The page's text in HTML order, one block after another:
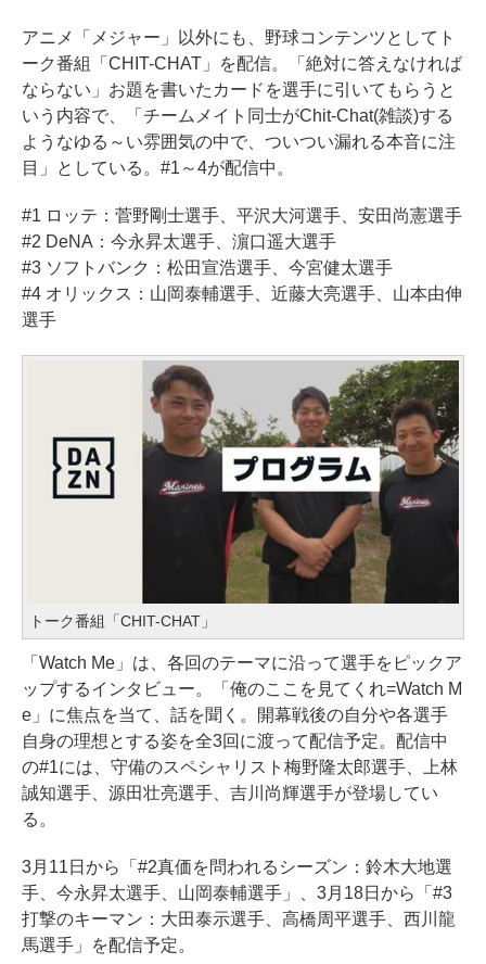
アニメ「メジャー」以外にも、野球コンテンツとしてト
ーク番組「CHIT-CHAT」を配信。「絶対に答えなければ
ならない」お題を書いたカードを選手に引いてもらうと
いう内容で、「チームメイト同士がChit-Chat(雑談)する
ようなゆる～い雰囲気の中で、ついつい漏れる本音に注
目」としている。#1～4が配信中。
#1 ロッテ：菅野剛士選手、平沢大河選手、安田尚憲選手
#2 DeNA：今永昇太選手、濵口遥大選手
#3 ソフトバンク：松田宣浩選手、今宮健太選手
#4 オリックス：山岡泰輔選手、近藤大亮選手、山本由伸
選手
トーク番組「CHIT-CHAT」
「Watch Me」は、各回のテーマに沿って選手をピックア
ップするインタビュー。「俺のここを見てくれ=Watch M
e」に焦点を当て、話を聞く。開幕戦後の自分や各選手
自身の理想とする姿を全3回に渡って配信予定。配信中
の#1には、守備のスペシャリスト梅野隆太郎選手、上林
誠知選手、源田壮亮選手、吉川尚輝選手が登場してい
る。
3月11日から「#2真価を問われるシーズン：鈴木大地選
手、今永昇太選手、山岡泰輔選手」、3月18日から「#3
打撃のキーマン：大田泰示選手、高橋周平選手、西川龍
馬選手」を配信予定。